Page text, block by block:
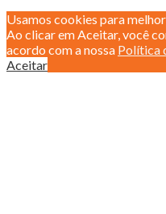
Usamos cookies para
Ao clicar em Aceitar, você
acordo com a nossa Política
Aceitar